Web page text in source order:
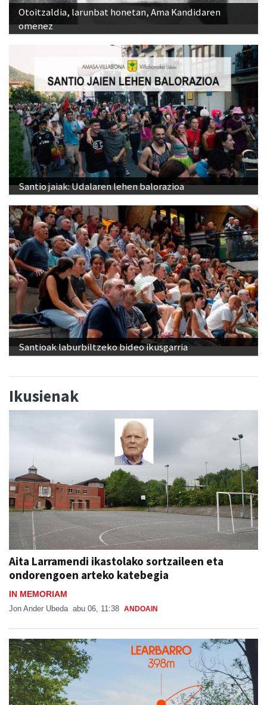
Otoitzaldia, larunbat honetan, Ama Kandidaren
omenez
Santio jaiak: Udalaren lehen balorazioa
Santioak laburbiltzeko bideo ikusgarria
Ikusienak
Aita Larramendi ikastolako sortzaileen eta
ondorengoen arteko katebegia
IN MEMORIAM
Jon Ander Ubeda abu 06, 11:38 ANDOAIN